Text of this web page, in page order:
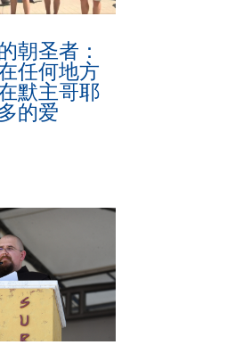
朝圣者：
任何地方
默主哥耶
的爱